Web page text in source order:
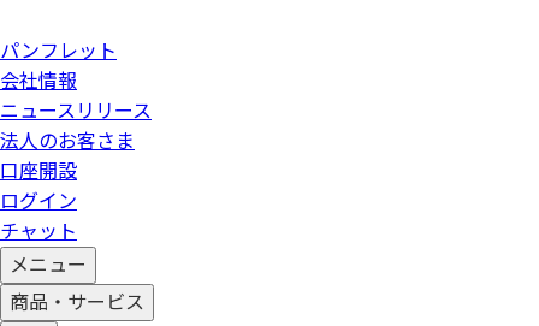
パンフレット
会社情報
ニュースリリース
法人のお客さま
口座開設
ログイン
チャット
メニュー
商品・サービス